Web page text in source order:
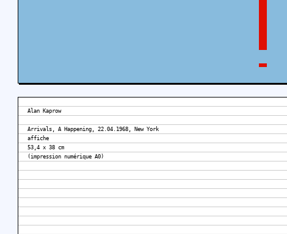
Alan Kaprow
Arrivals, A Happening, 22.04.1968, New York
affiche
53,4 x 38 cm
(impression numérique A0)